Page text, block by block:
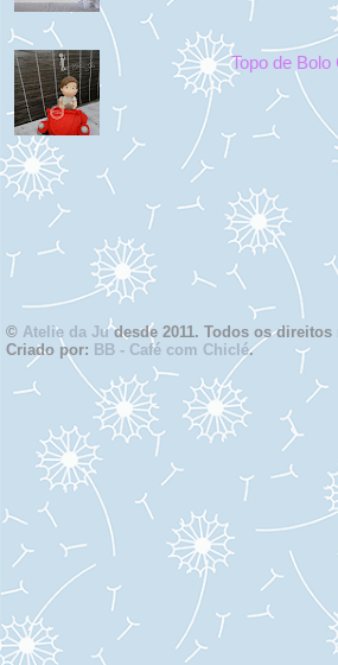
Topo de Bolo
© Atelie da Judesde 2011. Todos os direitos
Criado por: BB - Café com Chiclé.